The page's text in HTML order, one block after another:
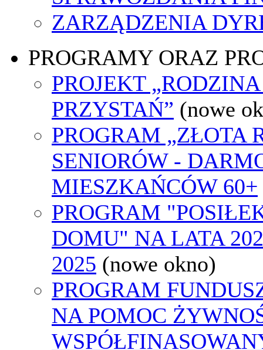
ZARZĄDZENIA
PROGRAMY ORAZ
PROJEKT
PRZYSTAŃ” (nowe
PROGRAM „ZŁOTA
SENIORÓW -
MIESZKAŃCÓW 60+
PROGRAM
DOMU" NA LATA
2025 (nowe okno)
PROGRAM
NA POMOC